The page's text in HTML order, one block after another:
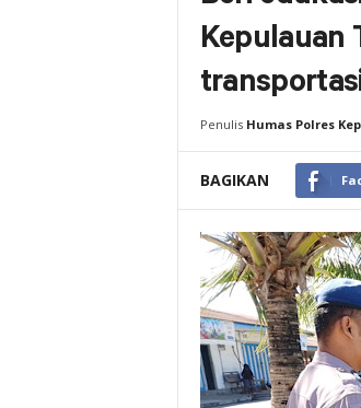
Kepulauan
Penulis Humas Polres
BAGIKAN